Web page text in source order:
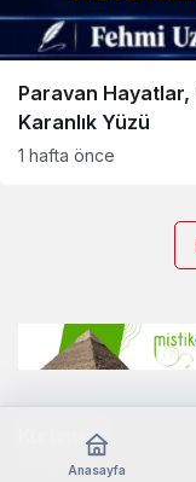
Paravan
Karanlık Yüzü
1 hafta önce
Anasayfa
Kurumsal